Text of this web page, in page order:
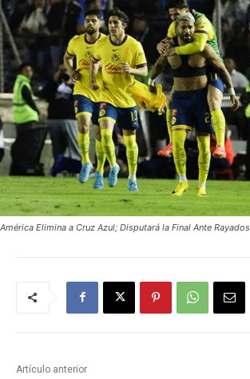
América Elimina a Cruz Azul; Disputará la Final Ante Rayados
Artículo anterior